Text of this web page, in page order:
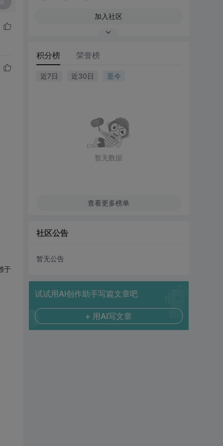
于
加入社区
积分榜 荣誉榜
近7日 近30日 至今
暂无数据
查看更多榜单
社区公告
暂无公告
试试用AI创作助手写篇文章吧
+ 用AI写文章